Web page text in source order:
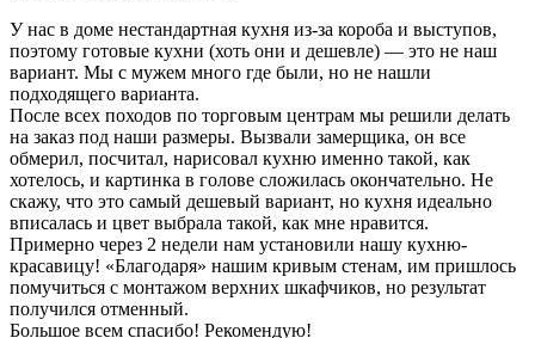
У нас в доме нестандартная кухня из-за короба и выступов,
поэтому готовые кухни (хоть они и дешевле) — это не наш
вариант. Мы с мужем много где были, но не нашли
подходящего варианта.
После всех походов по торговым центрам мы решили делать
на заказ под наши размеры. Вызвали замерщика, он все
обмерил, посчитал, нарисовал кухню именно такой, как
хотелось, и картинка в голове сложилась окончательно. Не
скажу, что это самый дешевый вариант, но кухня идеально
вписалась и цвет выбрала такой, как мне нравится.
Примерно через 2 недели нам установили нашу кухню-
красавицу! «Благодаря» нашим кривым стенам, им пришлось
помучиться с монтажом верхних шкафчиков, но результат
получился отменный.
Большое всем спасибо! Рекомендую!